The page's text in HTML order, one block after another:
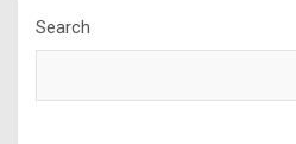
Search